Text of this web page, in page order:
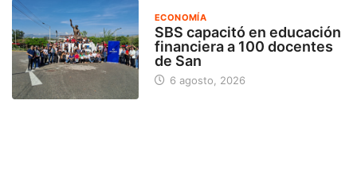
ECONOMÍA
SBS capacitó en educación
financiera a 100 docentes
de San
6 agosto, 2026